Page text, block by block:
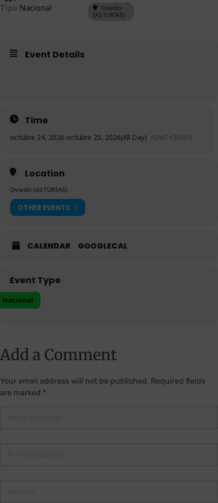
Tipo Nacional
Oviedo
(ASTURIAS)
Event Details
Time
octubre 24, 2026-octubre 25, 2026(All Day) (GMT+00:00)
Location
Oviedo (ASTURIAS)
OTHER EVENTS
CALENDAR GOOGLECAL
Event Type
Nacional
Add a Comment
Your email address will not be published. Required fields
are marked *